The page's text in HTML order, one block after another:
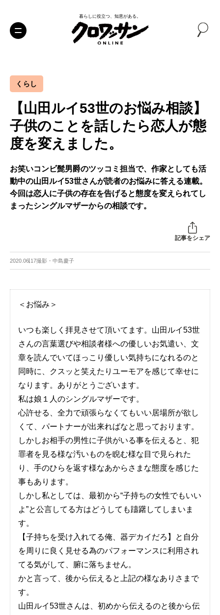
暮らしに役立つ、知恵がある。
くらし
【山田ルイ53世のお悩み相談】
子供のことを話したら恋人が態
度を変えました。
お笑いコンビ髭男爵のツッコミ担当で、作家としても活
動中の山田ルイ53世さんが読者のお悩みに答える連載。
今回は恋人に子供の存在を告げると態度を変えられてし
まったシングルマザーからの相談です。
記事をシェア
2020.06.17撮影・中島慶子
＜お悩み＞
いつも楽しく拝見させて頂いてます。山田ルイ53世
さんの言葉選びや相談者様への優しいお気遣い、文
章を読んでいてほっこり優しい気持ちになれるのと
同時に、クスッと笑えたりユーモアを感じて幸せに
なります。ありがとうございます。
私は娘１人のシングルマザーです。
心許せる、全力で頑張らなくてもいい居場所が欲し
くて、パートナーが出来ればなと思っております。
しかしお相手の男性に子供がいる事を伝えると、犯
罪者を見る様な汚いものを睨む様な目で見られた
り、手のひらを返す様なあからさまな態度を感じた
事もあります。
しかし私としては、最初から“子持ちの女性でもいい
よ”と公言してる方はどうしても躊躇してしまいま
す。
【子持ちを受け入れてる俺、器デカイだろ】と自分
を周りに良く見せる為のパフォーマンスに利用され
てる気がして、腑に落ちません。
かと言って、後から伝えると上記の様なありさまで
す。
山田ルイ53世さんは、初めから伝えるのと後から伝